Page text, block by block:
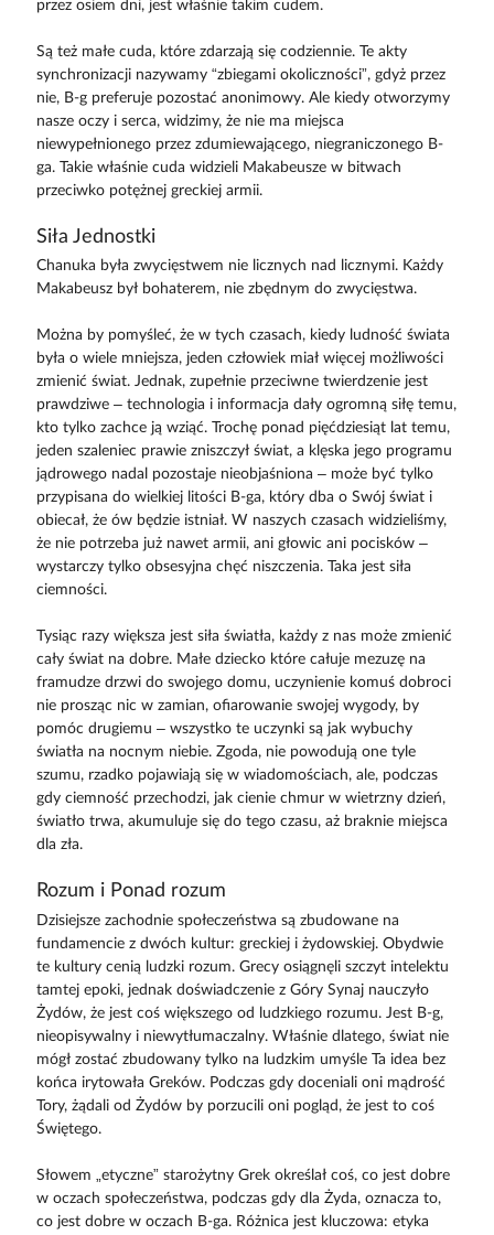
przez osiem dni, jest właśnie takim cudem.
Są też małe cuda, które zdarzają się codziennie. Te akty
synchronizacji nazywamy “zbiegami okoliczności”, gdyż przez
nie, B-g preferuje pozostać anonimowy. Ale kiedy otworzymy
nasze oczy i serca, widzimy, że nie ma miejsca
niewypełnionego przez zdumiewającego, niegraniczonego B-
ga. Takie właśnie cuda widzieli Makabeusze w bitwach
przeciwko potężnej greckiej armii.
Siła Jednostki
Chanuka była zwycięstwem nie licznych nad licznymi. Każdy
Makabeusz był bohaterem, nie zbędnym do zwycięstwa.
Można by pomyśleć, że w tych czasach, kiedy ludność świata
była o wiele mniejsza, jeden człowiek miał więcej możliwości
zmienić świat. Jednak, zupełnie przeciwne twierdzenie jest
prawdziwe – technologia i informacja dały ogromną siłę temu,
kto tylko zachce ją wziąć. Trochę ponad pięćdziesiąt lat temu,
jeden szaleniec prawie zniszczył świat, a klęska jego programu
jądrowego nadal pozostaje nieobjaśniona – może być tylko
przypisana do wielkiej litości B-ga, który dba o Swój świat i
obiecał, że ów będzie istniał. W naszych czasach widzieliśmy,
że nie potrzeba już nawet armii, ani głowic ani pocisków –
wystarczy tylko obsesyjna chęć niszczenia. Taka jest siła
ciemności.
Tysiąc razy większa jest siła światła, każdy z nas może zmienić
cały świat na dobre. Małe dziecko które całuje mezuzę na
framudze drzwi do swojego domu, uczynienie komuś dobroci
nie prosząc nic w zamian, ofiarowanie swojej wygody, by
pomóc drugiemu – wszystko te uczynki są jak wybuchy
światła na nocnym niebie. Zgoda, nie powodują one tyle
szumu, rzadko pojawiają się w wiadomościach, ale, podczas
gdy ciemność przechodzi, jak cienie chmur w wietrzny dzień,
światło trwa, akumuluje się do tego czasu, aż braknie miejsca
dla zła.
Rozum i Ponad rozum
Dzisiejsze zachodnie społeczeństwa są zbudowane na
fundamencie z dwóch kultur: greckiej i żydowskiej. Obydwie
te kultury cenią ludzki rozum. Grecy osiągnęli szczyt intelektu
tamtej epoki, jednak doświadczenie z Góry Synaj nauczyło
Żydów, że jest coś większego od ludzkiego rozumu. Jest B-g,
nieopisywalny i niewytłumaczalny. Właśnie dlatego, świat nie
mógł zostać zbudowany tylko na ludzkim umyśle Ta idea bez
końca irytowała Greków. Podczas gdy doceniali oni mądrość
Tory, żądali od Żydów by porzucili oni pogląd, że jest to coś
Świętego.
Słowem „etyczne” starożytny Grek określał coś, co jest dobre
w oczach społeczeństwa, podczas gdy dla Żyda, oznacza to,
co jest dobre w oczach B-ga. Różnica jest kluczowa: etyka